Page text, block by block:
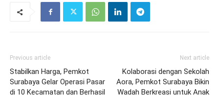
Previous article
Stabilkan Harga, Pemkot
Surabaya Gelar Operasi Pasar
di 10 Kecamatan dan Berhasil
Next article
Kolaborasi dengan Sekolah
Aora, Pemkot Surabaya Bikin
Wadah Berkreasi untuk Anak